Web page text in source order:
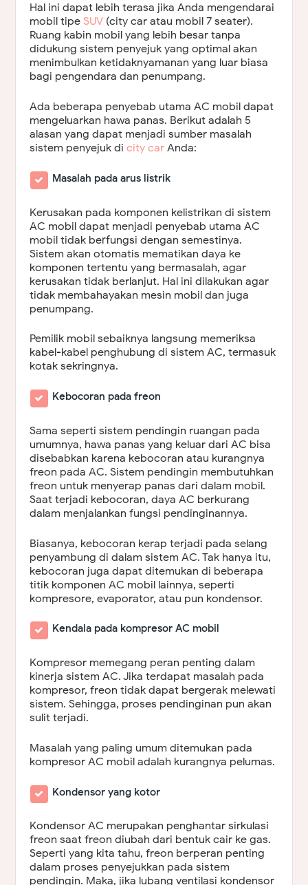
Hal ini dapat lebih terasa jika Anda mengendarai
mobil tipeSUV (city car atau mobil 7 seater).
Ruang kabin mobil yang lebih besar tanpa
didukung sistem penyejuk yang optimal akan
menimbulkan ketidaknyamanan yang luar biasa
bagi pengendara dan penumpang.
Ada beberapa penyebab utama AC mobil dapat
mengeluarkan hawa panas. Berikut adalah 5
alasan yang dapat menjadi sumber masalah
sistem penyejuk dicity car Anda:
Masalah pada arus listrik
Kerusakan pada komponen kelistrikan di sistem
AC mobil dapat menjadi penyebab utama AC
mobil tidak berfungsi dengan semestinya.
Sistem akan otomatis mematikan daya ke
komponen tertentu yang bermasalah, agar
kerusakan tidak berlanjut. Hal ini dilakukan agar
tidak membahayakan mesin mobil dan juga
penumpang.
Pemilik mobil sebaiknya langsung memeriksa
kabel-kabel penghubung di sistem AC, termasuk
kotak sekringnya.
Kebocoran pada freon
Sama seperti sistem pendingin ruangan pada
umumnya, hawa panas yang keluar dari AC bisa
disebabkan karena kebocoran atau kurangnya
freon pada AC. Sistem pendingin membutuhkan
freon untuk menyerap panas dari dalam mobil.
Saat terjadi kebocoran, daya AC berkurang
dalam menjalankan fungsi pendinginannya.
Biasanya, kebocoran kerap terjadi pada selang
penyambung di dalam sistem AC. Tak hanya itu,
kebocoran juga dapat ditemukan di beberapa
titik komponen AC mobil lainnya, seperti
kompresore, evaporator, atau pun kondensor.
Kendala pada kompresor AC mobil
Kompresor memegang peran penting dalam
kinerja sistem AC. Jika terdapat masalah pada
kompresor, freon tidak dapat bergerak melewati
sistem. Sehingga, proses pendinginan pun akan
sulit terjadi.
Masalah yang paling umum ditemukan pada
kompresor AC mobil adalah kurangnya pelumas.
Kondensor yang kotor
Kondensor AC merupakan penghantar sirkulasi
freon saat freon diubah dari bentuk cair ke gas.
Seperti yang kita tahu, freon berperan penting
dalam proses penyejukkan pada sistem
pendingin. Maka, jika lubang ventilasi kondensor